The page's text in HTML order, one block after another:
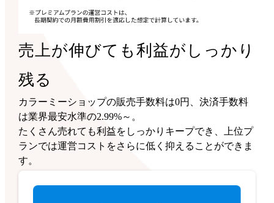
売上が伸びても利益がしっかり
残る
カラーミーショップの販売手数料は0円、決済手数料
は業界最安水準の2.99%～。
たくさん売れても利益をしっかりキープでき、上位プ
ランでは運営コストをさらに低く抑えることができま
す。